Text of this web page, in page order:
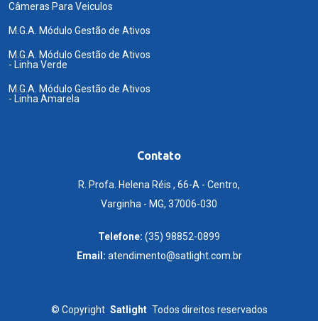
Câmeras Para Veiculos
M.G.A. Módulo Gestão de Ativos
M.G.A. Módulo Gestão de Ativos
- Linha Verde
M.G.A. Módulo Gestão de Ativos
- Linha Amarela
Contato
R. Profa. Helena Réis , 66-A - Centro,
Varginha - MG, 37006-030
Telefone: (35) 98852-0899
Email: atendimento@satlight.com.br
© Copyright Satlight Todos direitos reservados